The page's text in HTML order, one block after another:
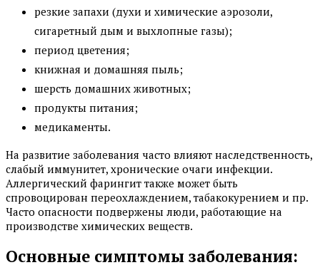
резкие запахи (духи и химические аэрозоли,
сигаретный дым и выхлопные газы);
период цветения;
книжная и домашняя пыль;
шерсть домашних животных;
продукты питания;
медикаменты.
На развитие заболевания часто влияют наследственность,
слабый иммунитет, хронические очаги инфекции.
Аллергический фарингит также может быть
спровоцирован переохлаждением, табакокурением и пр.
Часто опасности подвержены люди, работающие на
производстве химических веществ.
Основные симптомы заболевания: